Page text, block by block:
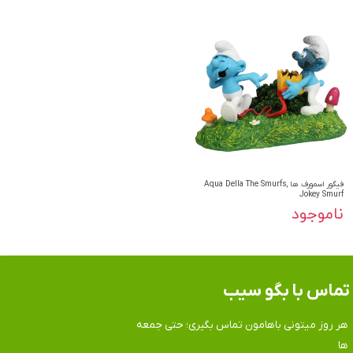
فیگور اسمورف ها Aqua Della The Smurfs,
Jokey Smurf
ناموجود
هر روز میتونی باهامون تماس بگیری؛ حتی جمعه
ها
تماس​​​​​​​ با بگو سیب